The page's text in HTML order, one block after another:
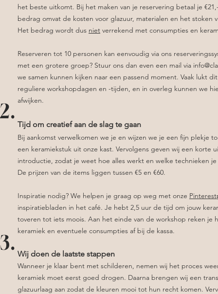
het beste uitkomt. Bij het maken van je reservering betaal je
bedrag omvat de kosten voor glazuur, materialen en het stoken
Het bedrag wordt dus niet verrekend met consumpties en
Reserveren tot 10 personen kan eenvoudig via ons
met een grotere groep? Stuur ons dan even een mail via
we samen kunnen kijken naar een passend moment. Vaak lukt
reguliere workshopdagen en -tijden, en in overleg kunnen we
afwijken.
Tijd om creatief aan de slag te gaan
Bij aankomst verwelkomen we je en wijzen we je een fijn plekje
een keramiekstuk uit onze kast. Vervolgens geven wij een korte
introductie, zodat je weet hoe alles werkt en welke technieken
De prijzen van de items liggen tussen €5 en €60.
Inspiratie nodig? We helpen je graag op weg met onze
inspiratiebladen in het café. Je hebt 2,5 uur de tijd om jouw
toveren tot iets moois. Aan het einde van de workshop reken je
keramiek en eventuele consumpties af bij de kassa.
Wij doen de laatste stappen
Wanneer je klaar bent met schilderen, nemen wij het proces
keramiek moet eerst goed drogen. Daarna brengen wij een
glazuurlaag aan zodat de kleuren mooi tot hun recht komen.
2.
3.